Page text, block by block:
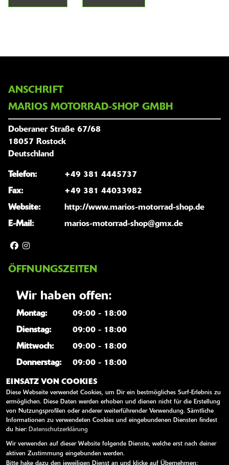
ANSCHRIFT
MARIOS MOTORRAD-SHOP GMBH
Doberaner Straße 67/68
18057 Rostock
Deutschland
Telefon:
+49 381 4445737
Fax:
+49 381 44033982
Website:
http://www.marios-motorrad-shop.de
E-Mail:
marios-motorrad-shop@gmx.de
ÖFFNUNGSZEITEN
Wir haben offen:
Montag:
09:00 - 18:00
Dienstag:
09:00 - 18:00
Mittwoch:
09:00 - 18:00
Donnerstag:
09:00 - 18:00
Freitag:
09:00 - 18:00
Samstag:
09:00 - 12:00
Sonntag:
geschlossen
WEITERE LINKS
EINSATZ VON COOKIES
Diese Webseite verwendet Cookies, um Dir ein bestmögliches Surf-Erlebnis zu
ermöglichen. Diese Daten werden erhoben und dienen nicht für die Erstellung
von Nutzungsprofilen oder anderer weiterführender Verwendung. Sämtliche
Informationen zu verwendeten Cookies und eingebundenen Diensten findest
du hier: Datenschutzerklärung
Wir verwenden auf dieser Website folgende Dienste, welche erst nach deiner
aktiven Zustimmung eingebunden werden.
Bitte hake dazu den jeweiligen Dienst an und klicke auf Übernehmen: